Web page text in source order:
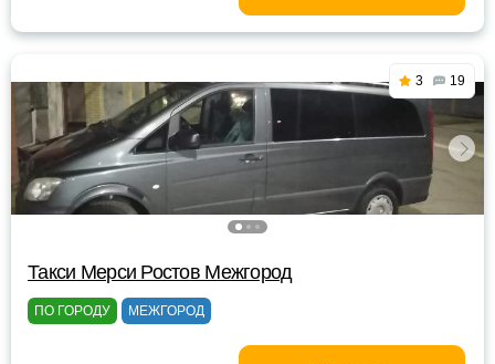
3 19
Такси Мерси Ростов Межгород
ПО ГОРОДУ МЕЖГОРОД